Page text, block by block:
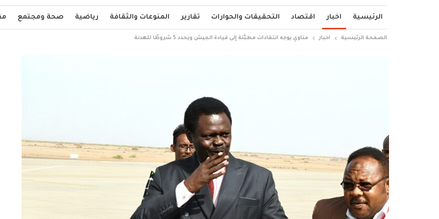
الرئيسية اخبار اقتصاد التحقيقات والحوارات تقارير المنوعات والثقافة رياضية صحة ومجتمع
الصفحة الرئيسية اخبار مناوي يوجه انتقادات مطبّنة إلى قيادة الجيش ويحدد 5 شروطًا للهدنة